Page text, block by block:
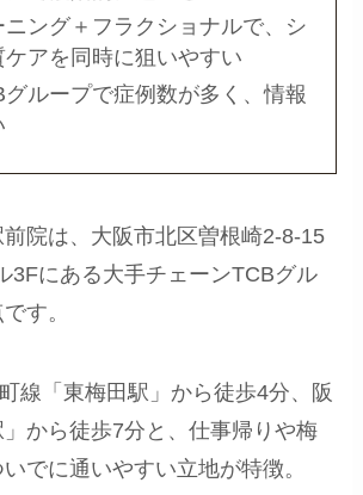
ニング＋フラクショナルで、シ
ケアを同時に狙いやすい
グループで症例数が多く、情報
院は、大阪市北区曽根崎2-8-15
3Fにある大手チェーンTCBグル
す。
線「東梅田駅」から徒歩4分、阪
から徒歩7分と、仕事帰りや梅
でに通いやすい立地が特徴。